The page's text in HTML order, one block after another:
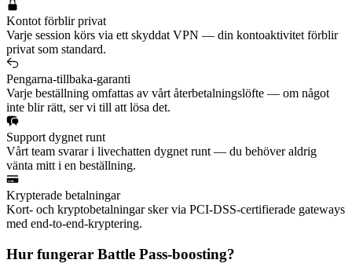
Kontot förblir privat
Varje session körs via ett skyddat VPN — din kontoaktivitet förblir
privat som standard.
Pengarna-tillbaka-garanti
Varje beställning omfattas av vårt återbetalningslöfte — om något
inte blir rätt, ser vi till att lösa det.
Support dygnet runt
Vårt team svarar i livechatten dygnet runt — du behöver aldrig
vänta mitt i en beställning.
Krypterade betalningar
Kort- och kryptobetalningar sker via PCI-DSS-certifierade gateways
med end-to-end-kryptering.
Hur fungerar Battle Pass-boosting?